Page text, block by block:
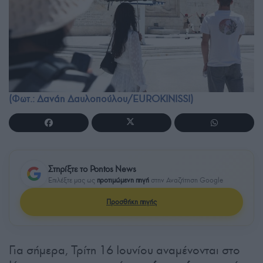
(Φωτ.: Δανάη Δαυλοπούλου/EUROKINISSI)
Στηρίξτε το Pontos News
Επιλέξτε μας ως προτιμώμενη πηγή στην Αναζήτηση Google
Προσθήκη πηγής
Για σήμερα, Τρίτη 16 Ιουνίου αναμένονται στο